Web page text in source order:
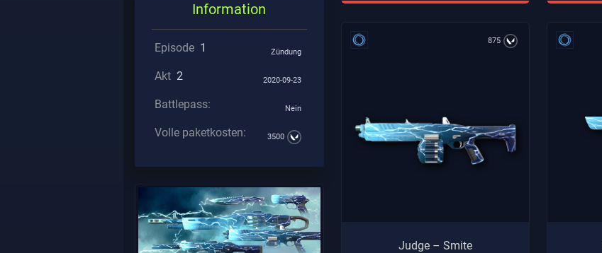
Information
Episode 1 Zündung
Akt 2 2020-09-23
Battlepass: Nein
Volle paketkosten: 3500
875
Judge – Smite